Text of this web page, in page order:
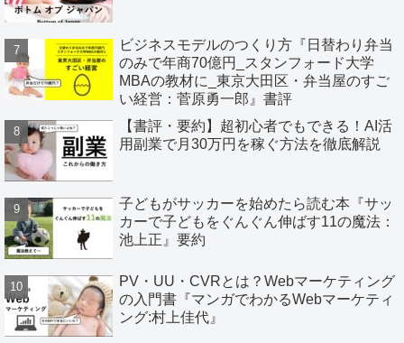
ビジネスモデルのつくり方『日替わり弁当
のみで年商70億円_スタンフォード大学
MBAの教材に_東京大田区・弁当屋のすご
い経営：菅原勇一郎』書評
【書評・要約】超初心者でもできる！AI活
用副業で月30万円を稼ぐ方法を徹底解説
子どもがサッカーを始めたら読む本『サッ
カーで子どもをぐんぐん伸ばす11の魔法：
池上正』要約
PV・UU・CVRとは？Webマーケティング
の入門書『マンガでわかるWebマーケティ
ング:村上佳代』